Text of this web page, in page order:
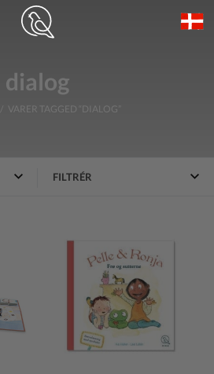
dialog
/ VARER TAGGED “DIALOG”
FILTRÉR